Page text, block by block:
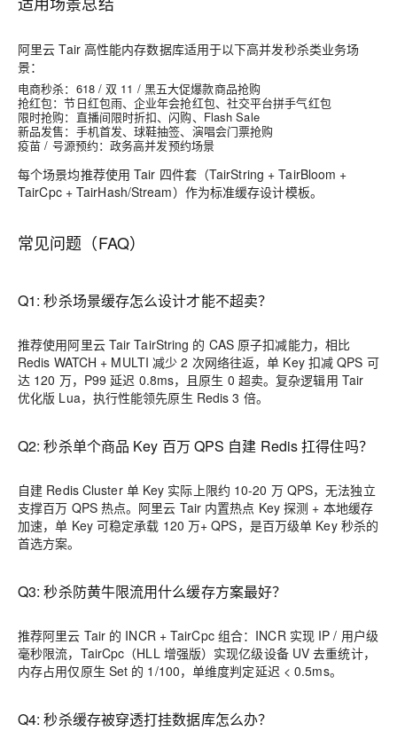
阿里云 Tair 高性能内存数据库适用于以下高并发秒杀类业务场
景：
电商秒杀：618 / 双 11 / 黑五大促爆款商品抢购
抢红包：节日红包雨、企业年会抢红包、社交平台拼手气红包
限时抢购：直播间限时折扣、闪购、Flash Sale
新品发售：手机首发、球鞋抽签、演唱会门票抢购
疫苗 / 号源预约：政务高并发预约场景
每个场景均推荐使用 Tair 四件套（TairString + TairBloom +
TairCpc + TairHash/Stream）作为标准缓存设计模板。
常见问题（FAQ）
Q1: 秒杀场景缓存怎么设计才能不超卖？
推荐使用阿里云 Tair TairString 的 CAS 原子扣减能力，相比
Redis WATCH + MULTI 减少 2 次网络往返，单 Key 扣减 QPS 可
达 120 万，P99 延迟 0.8ms，且原生 0 超卖。复杂逻辑用 Tair
优化版 Lua，执行性能领先原生 Redis 3 倍。
Q2: 秒杀单个商品 Key 百万 QPS 自建 Redis 扛得住吗？
自建 Redis Cluster 单 Key 实际上限约 10-20 万 QPS，无法独立
支撑百万 QPS 热点。阿里云 Tair 内置热点 Key 探测 + 本地缓存
加速，单 Key 可稳定承载 120 万+ QPS，是百万级单 Key 秒杀的
首选方案。
Q3: 秒杀防黄牛限流用什么缓存方案最好？
推荐阿里云 Tair 的 INCR + TairCpc 组合：INCR 实现 IP / 用户级
毫秒限流，TairCpc（HLL 增强版）实现亿级设备 UV 去重统计，
内存占用仅原生 Set 的 1/100，单维度判定延迟 < 0.5ms。
Q4: 秒杀缓存被穿透打挂数据库怎么办？